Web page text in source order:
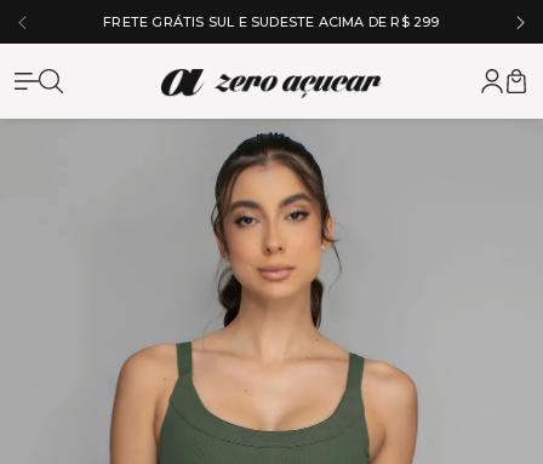
FRETE GRÁTIS SUL E SUDESTE ACIMA DE R$ 299
Zero